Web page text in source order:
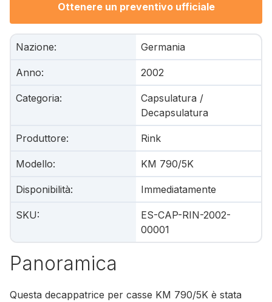
Ottenere un preventivo ufficiale
Nazione: Germania
Anno: 2002
Categoria:
Capsulatura /
Decapsulatura
Produttore: Rink
Modello: KM 790/5K
Disponibilità: Immediatamente
SKU:
ES-CAP-RIN-2002-
00001
Panoramica
Questa decappatrice per casse KM 790/5K è stata